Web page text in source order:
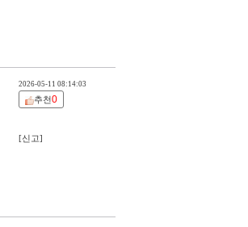
2026-05-11 08:14:03
추천0
[신고]